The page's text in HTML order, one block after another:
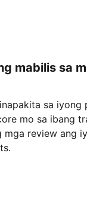
mabilis sa
sa iyong
mo sa ibang
mga review ang